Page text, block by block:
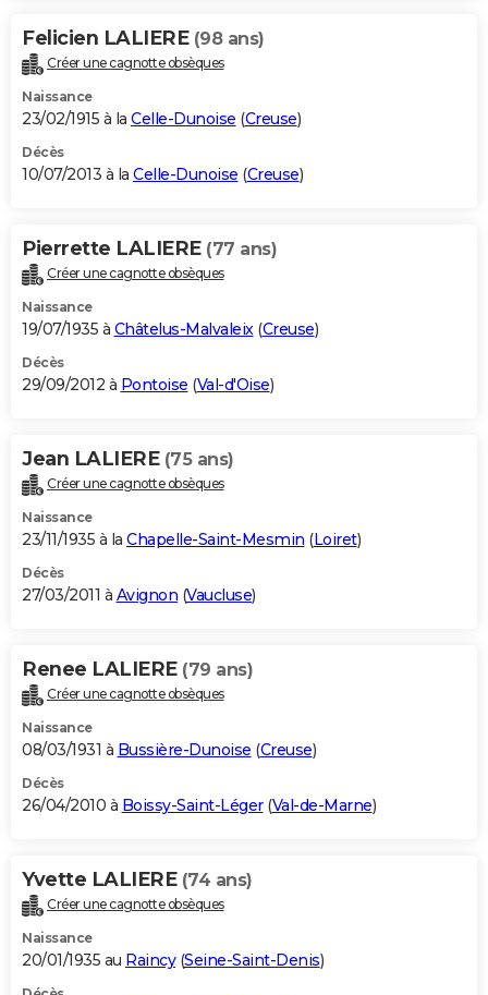
Felicien LALIERE (98 ans)
Créer une cagnotte obsèques
Naissance
23/02/1915 à la Celle-Dunoise (Creuse)
Décès
10/07/2013 à la Celle-Dunoise (Creuse)
Pierrette LALIERE (77 ans)
Créer une cagnotte obsèques
Naissance
19/07/1935 à Châtelus-Malvaleix(Creuse)
Décès
29/09/2012 à Pontoise (Val-d'Oise)
Jean LALIERE (75 ans)
Créer une cagnotte obsèques
Naissance
23/11/1935 à la Chapelle-Saint-Mesmin (Loiret)
Décès
27/03/2011 à Avignon (Vaucluse)
Renee LALIERE (79 ans)
Créer une cagnotte obsèques
Naissance
08/03/1931 à Bussière-Dunoise (Creuse)
Décès
26/04/2010 à Boissy-Saint-Léger(Val-de-Marne)
Yvette LALIERE (74 ans)
Créer une cagnotte obsèques
Naissance
20/01/1935 au Raincy(Seine-Saint-Denis)